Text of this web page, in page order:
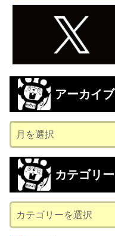
アーカイブ
ー
カ
ブ
カテゴリー
テ